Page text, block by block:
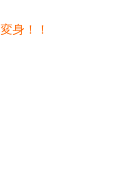
変身！！